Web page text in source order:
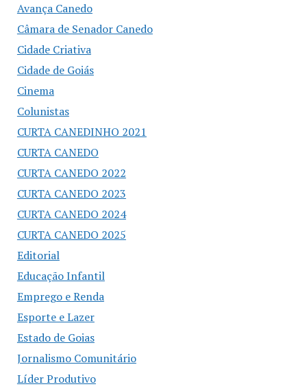
Avança Canedo
Câmara de Senador Canedo
Cidade Criativa
Cidade de Goiás
Cinema
Colunistas
CURTA CANEDINHO 2021
CURTA CANEDO
CURTA CANEDO 2022
CURTA CANEDO 2023
CURTA CANEDO 2024
CURTA CANEDO 2025
Editorial
Educação Infantil
Emprego e Renda
Esporte e Lazer
Estado de Goias
Jornalismo Comunitário
Líder Produtivo